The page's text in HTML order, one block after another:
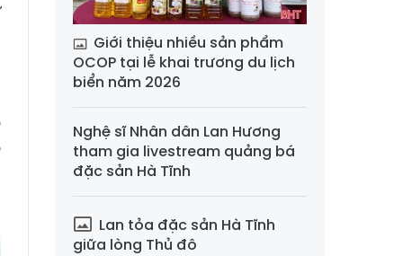
Giới thiệu nhiều sản phẩm
OCOP tại lễ khai trương du lịch
biển năm 2026
Nghệ sĩ Nhân dân Lan Hương
tham gia livestream quảng bá
đặc sản Hà Tĩnh
Lan tỏa đặc sản Hà Tĩnh
giữa lòng Thủ đô